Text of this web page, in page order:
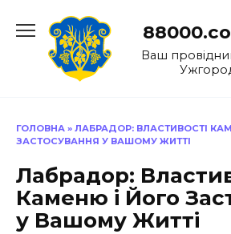
до
Ваш
ГОЛОВНА » ЛАБРАДОР: ВЛАСТИВОСТІ
ЗАСТОСУВАННЯ У ВАШОМУ ЖИТТІ
Лабрадор:
Каменю і Його
у Вашому Житті